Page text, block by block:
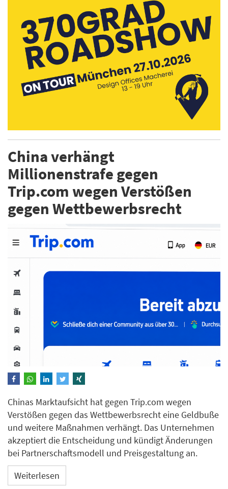
China verhängt
Millionenstrafe gegen
Trip.com wegen Verstößen
gegen Wettbewerbsrecht
Chinas Marktaufsicht hat gegen Trip.com wegen
Verstößen gegen das Wettbewerbsrecht eine Geldbuße
und weitere Maßnahmen verhängt. Das Unternehmen
akzeptiert die Entscheidung und kündigt Änderungen
bei Partnerschaftsmodell und Preisgestaltung an.
Weiterlesen